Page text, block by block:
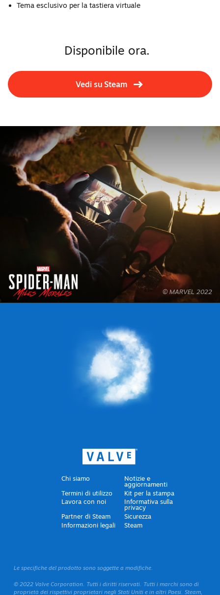
Tema esclusivo per la tastiera virtuale
Disponibile ora.
Vedi su Steam
© MARVEL 2022
Chi siamo Notizie e
aggiornamenti
Termini di utilizzo
Kit per la stampa
Lavora con noi
Informativa sulla
privacy
Partner di Steam
Sicurezza
Informazioni legali
Steam
Le specifiche del prodotto sono soggette a modifiche.
© 2022 Valve Corporation. Tutti i diritti riservati. Tutti i marchi sono di
proprietà dei rispettivi proprietari negli Stati Uniti e in altri Paesi. Steam,